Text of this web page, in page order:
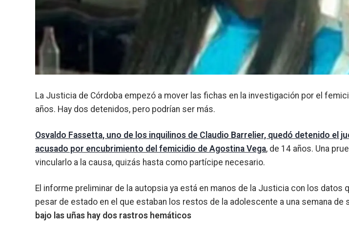
La Justicia de Córdoba empezó a mover las fichas en la investigación por el
años. Hay dos detenidos, pero podrían ser más.
Osvaldo Fassetta, uno de los inquilinos de Claudio Barrelier, quedó detenido el
acusado por encubrimiento del femicidio de Agostina Vega, de 14 años. Una
vincularlo a la causa, quizás hasta como partícipe necesario.
El informe preliminar de la autopsia ya está en manos de la Justicia con los datos
pesar de estado en el que estaban los restos de la adolescente a una semana de
bajo las uñas hay dos rastros hemáticos